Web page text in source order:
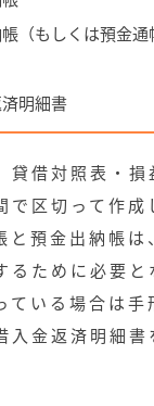
（もしくは預金通
明細書
貸借対照表・
で区切って作成
と預金出納帳は
るために必要と
ている場合は手
入金返済明細書